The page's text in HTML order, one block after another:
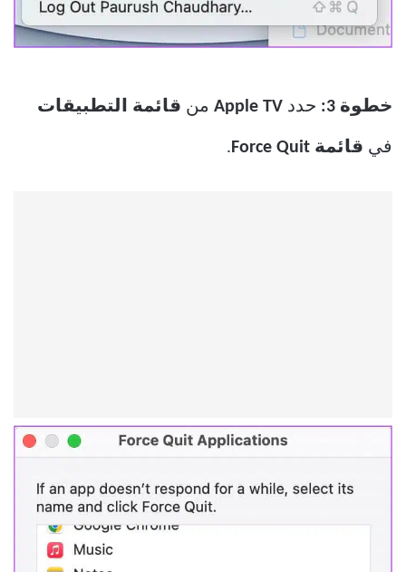
خطوة 3: حدد Apple TV من قائمة التطبيقات
في قائمة Force Quit .